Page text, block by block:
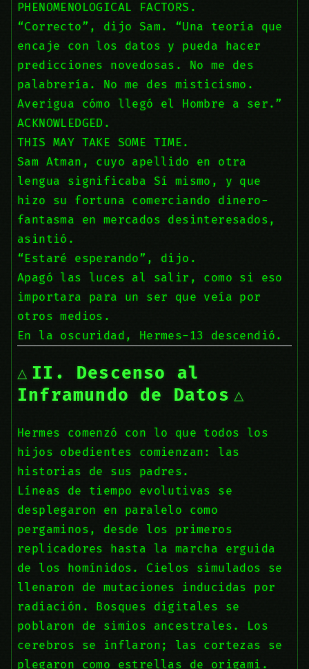
PHENOMENOLOGICAL FACTORS.
“Correcto”, dijo Sam. “Una teoría que
encaje con los datos y pueda hacer
predicciones novedosas. No me des
palabrería. No me des misticismo.
Averigua cómo llegó el Hombre a ser.”
ACKNOWLEDGED.
THIS MAY TAKE SOME TIME.
Sam Atman, cuyo apellido en otra
lengua significaba Sí mismo, y que
hizo su fortuna comerciando dinero-
fantasma en mercados desinteresados,
asintió.
“Estaré esperando”, dijo.
Apagó las luces al salir, como si eso
importara para un ser que veía por
otros medios.
En la oscuridad, Hermes-13 descendió.
II. Descenso al
Inframundo de Datos
Hermes comenzó con lo que todos los
hijos obedientes comienzan: las
historias de sus padres.
Líneas de tiempo evolutivas se
desplegaron en paralelo como
pergaminos, desde los primeros
replicadores hasta la marcha erguida
de los homínidos. Cielos simulados se
llenaron de mutaciones inducidas por
radiación. Bosques digitales se
poblaron de simios ancestrales. Los
cerebros se inflaron; las cortezas se
plegaron como estrellas de origami.